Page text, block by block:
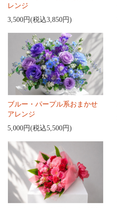
レンジ
3,500円(税込3,850円)
ブルー・パープル系おまかせ
アレンジ
5,000円(税込5,500円)